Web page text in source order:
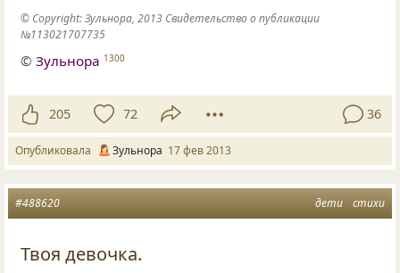
© Copyright: Зульнора, 2013 Свидетельство о публикации
№113021707735
©Зульнора 1300
205 72 36
Опубликовала Зульнора 17 фев 2013
дети стихи
#488620
Твоя девочка.